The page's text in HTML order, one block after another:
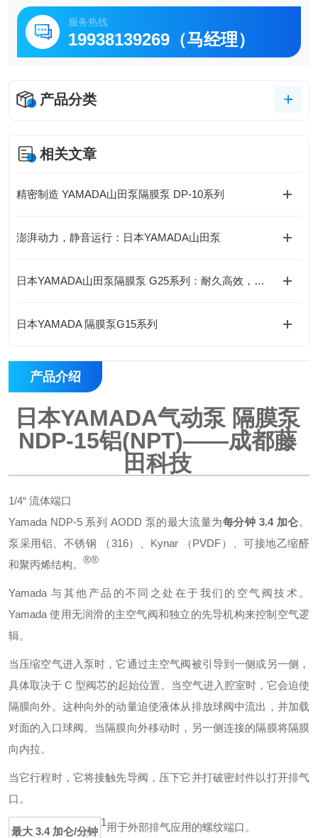
服务热线
19938139269（马经理）
产品分类
相关文章
精密制造 YAMADA山田泵隔膜泵 DP-10系列
澎湃动力，静音运行：日本YAMADA山田泵
日本YAMADA山田泵隔膜泵 G25系列：耐久高效，持久稳定
日本YAMADA 隔膜泵G15系列
产品介绍
日本YAMADA气动泵 隔膜泵
NDP-15铝(NPT)——成都藤
田科技
1/4“ 流体端口
Yamada NDP-5 系列 AODD 泵的最大流量为每分钟 3.4 加仑。
泵采用铝、不锈钢 （316）、Kynar （PVDF）、可接地乙缩醛
和聚丙烯结构。 ®®
Yamada 与其他产品的不同之处在于我们的空气阀技术。
Yamada 使用无润滑的主空气阀和独立的先导机构来控制空气逻
辑。
当压缩空气进入泵时，它通过主空气阀被引导到一侧或另一侧，
具体取决于 C 型阀芯的起始位置。当空气进入腔室时，它会迫使
隔膜向外。这种向外的动量迫使液体从排放球阀中流出，并加载
对面的入口球阀。当隔膜向外移动时，另一侧连接的隔膜将隔膜
向内拉。
当它行程时，它将接触先导阀，压下它并打破密封件以打开排气
口。
最大 3.4 加仑/分钟
1 用于外部排气应用的螺纹端口。